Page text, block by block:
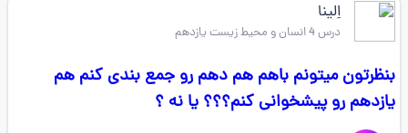
اِلینا
درس 4 انسان و محیط زیست یازدهم
بنظرتون میتونم باهم هم دهم رو جمع بندی کنم هم
یازدهم رو پیشخوانی کنم؟؟؟ یا نه ؟